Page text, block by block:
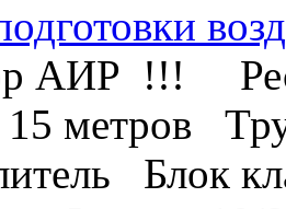
АИР !!!
15 метров
Блок